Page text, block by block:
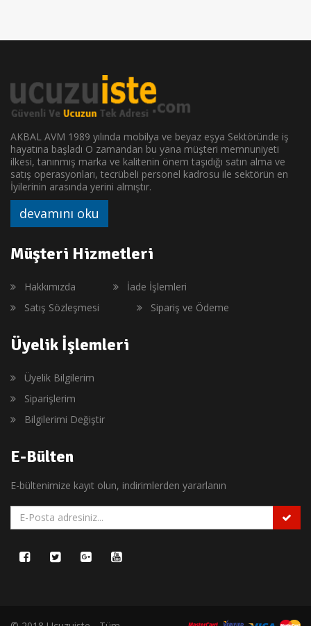
AKBAL AVM 1989 yılında mobilya ve beyaz eşya Sektöründe iş
hayatına başladı O zamandan bu yana müşteri memnuniyeti
ilkesi, tanınmış marka ve kalitenin önem taşıdığı satın alma ve
satış operasyonları, tecrübeli personel kadrosu ile sektörün en
İyilerinin arasında yerini almıştır.
devamını oku
Müşteri Hizmetleri
Hakkımızda
İade İşlemleri
Satış Sözleşmesi
Sipariş ve Ödeme
Üyelik İşlemleri
Üyelik Bilgilerim
Siparişlerim
Bilgilerimi Değiştir
E-Bülten
E-bültenimize kayıt olun, indirimlerden yararlanın